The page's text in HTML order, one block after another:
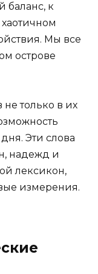
баланс, к
Мы все
острове
не только в их
Эти слова
надежд и
лексикон,
измерения.